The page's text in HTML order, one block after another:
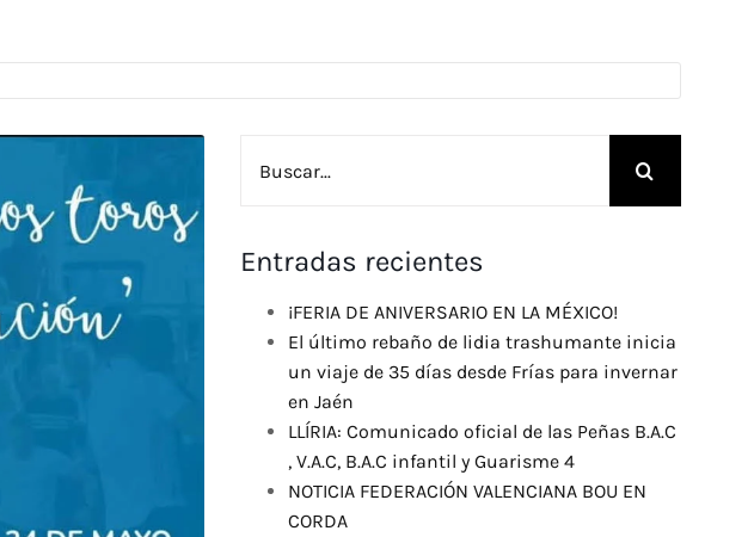
Entradas recientes
¡FERIA DE ANIVERSARIO EN LA MÉXICO!
El último rebaño de lidia trashumante inicia
un viaje de 35 días desde Frías para invernar
en Jaén
LLÍRIA: Comunicado oficial de las Peñas B.A.C
, V.A.C, B.A.C infantil y Guarisme 4
NOTICIA FEDERACIÓN VALENCIANA BOU EN
CORDA